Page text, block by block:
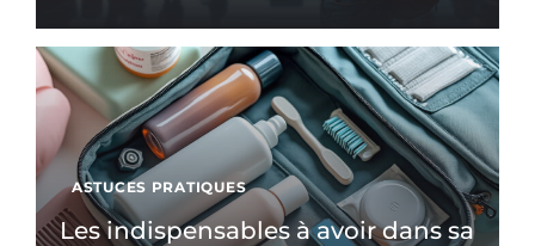
ASTUCES PRATIQUES
Les indispensables à avoir dans sa